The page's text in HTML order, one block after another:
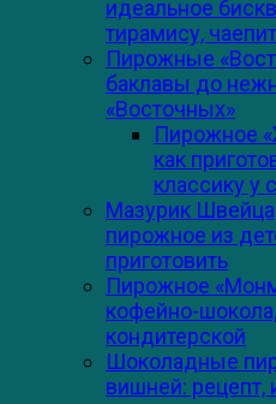
идеальное
тирамису,
Пирожные
баклавы до
«Восточных»
Пирожное
как
классику у
Мазурик
пирожное из
приготовить
Пирожное
кофейно-
кондитерской
Шоколадные
вишней: рецепт,